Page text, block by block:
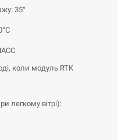
35°
коли модуль RTK
легкому вітрі):